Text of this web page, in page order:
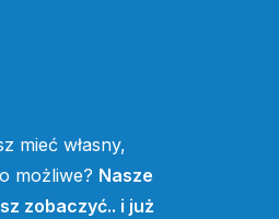
mieć własny,
możliwe? Nasze
zobaczyć.. i już